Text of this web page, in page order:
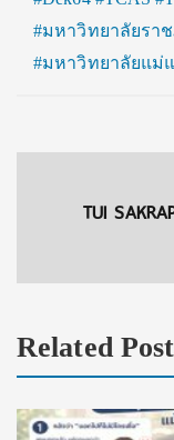
#มหาวิทยาลัยรา
#มหาวิทยาลัยแม่
TUI
Related